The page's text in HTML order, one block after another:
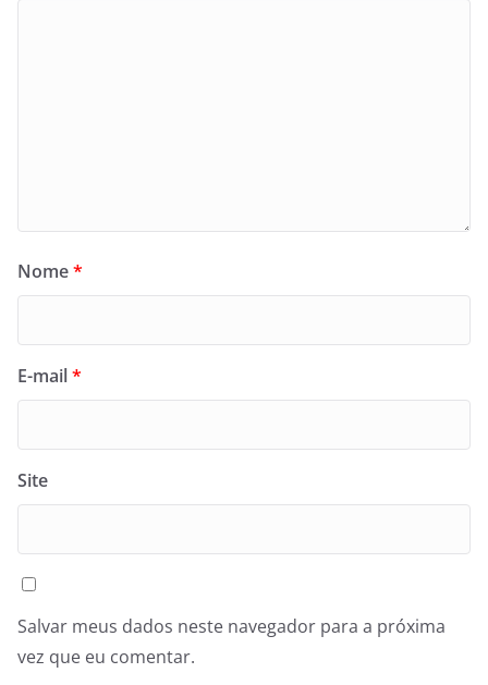
Nome*
E-mail*
Site
Salvar meus dados neste navegador para a próxima
vez que eu comentar.